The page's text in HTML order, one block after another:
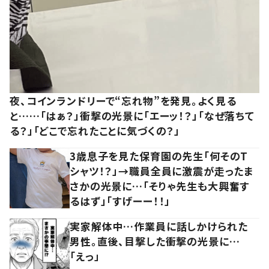
夜、コインランドリーで“忘れ物”を発見。よく見る
と……「はぁ？」衝撃の光景に「エーッ！？」「なぜ落ちて
る？」「どこで忘れたことに気づくの？」
3歳息子を見た保育園の先生「何そのT
シャツ！？」→職員全員に激震が走ったま
さかの光景に…「そりゃ先生も大興奮す
るはず」「すげーー！！」
実家解体中…作業員に話しかけられた
男性。直後、目撃した衝撃の光景に…
「えっ」